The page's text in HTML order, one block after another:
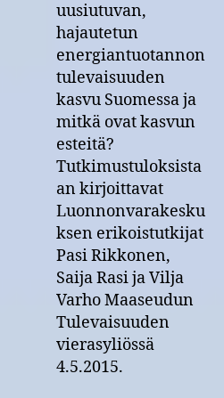
uusiutuvan,
hajautetun
energiantuotannon
tulevaisuuden
kasvu Suomessa ja
mitkä ovat kasvun
esteitä?
Tutkimustuloksista
an kirjoittavat
Luonnonvarakesku
ksen erikoistutkijat
Pasi Rikkonen,
Saija Rasi ja Vilja
Varho Maaseudun
Tulevaisuuden
vierasyliössä
4.5.2015.